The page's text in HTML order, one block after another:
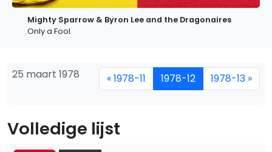
Mighty Sparrow & Byron Lee and the Dragonaires
Only a Fool
25 maart 1978 « 1978-11 1978-12 1978-13 »
Volledige lijst